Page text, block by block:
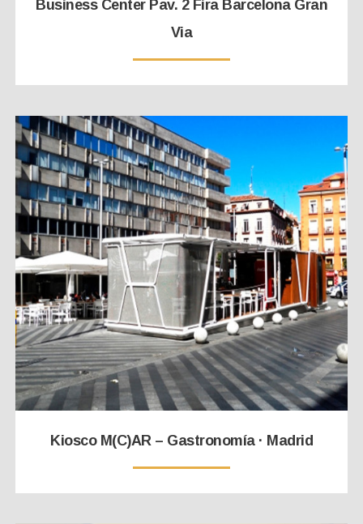
Business Center Pav. 2 Fira Barcelona Gran
Via
Kiosco M(C)AR – Gastronomía · Madrid